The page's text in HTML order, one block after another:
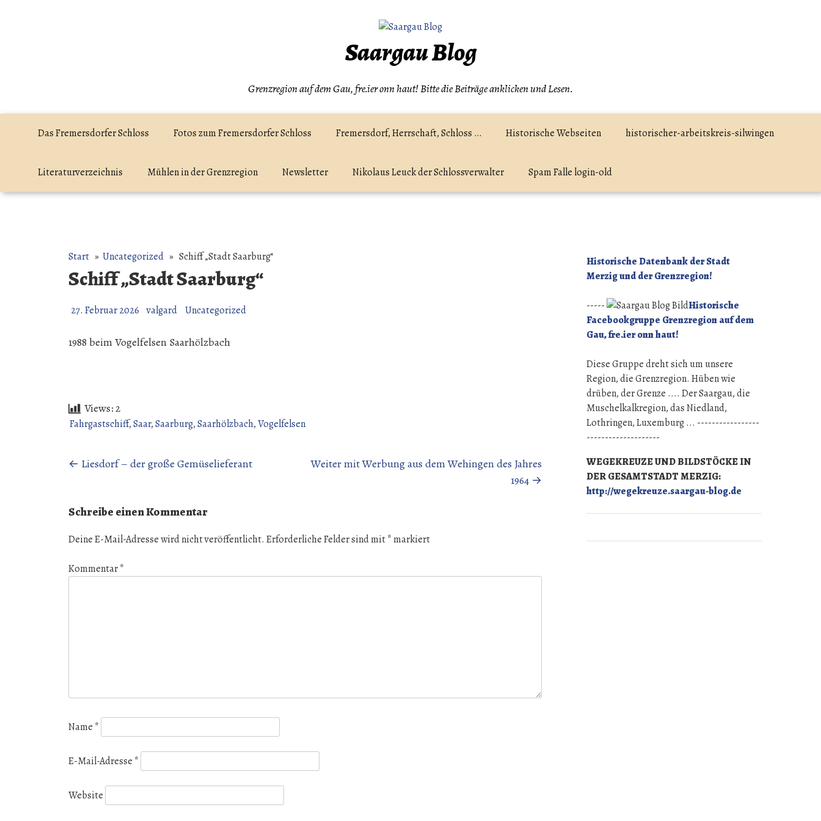
Saargau Blog
Grenzregion auf dem Gau, fre.ier onn haut! Bitte die Beiträge anklicken und Lesen.
Das Fremersdorfer Schloss Fotos zum Fremersdorfer Schloss Fremersdorf, Herrschaft, Schloss … Historische Webseiten historischer-arbeitskreis-silwingen
Literaturverzeichnis Mühlen in der Grenzregion Newsletter Nikolaus Leuck der Schlossverwalter Spam Falle login-old
Start » Uncategorized » Schiff „Stadt Saarburg“
Schiff „Stadt Saarburg“
27. Februar 2026 valgard Uncategorized
1988 beim Vogelfelsen Saarhölzbach
Views:2
Fahrgastschiff,Saar,Saarburg,Saarhölzbach,Vogelfelsen
Beitragsnavigation
← Liesdorf – der große Gemüselieferant
Weiter mit Werbung aus dem Wehingen des Jahres
1964 →
Schreibe einen Kommentar
Deine E-Mail-Adresse wird nicht veröffentlicht. Erforderliche Felder sind mit* markiert
Kommentar*
Name *
E-Mail-Adresse *
Website
Historische Datenbank der Stadt
Merzig und der Grenzregion!
-----
Historische
Facebookgruppe Grenzregion auf dem
Gau, fre.ier onn haut!
Diese Gruppe dreht sich um unsere
Region, die Grenzregion. Hüben wie
drüben, der Grenze .... Der Saargau, die
Muschelkalkregion, das Niedland,
Lothringen, Luxemburg ... -----------------
--------------------
WEGEKREUZE UND BILDSTÖCKE IN
DER GESAMTSTADT MERZIG:
http://wegekreuze.saargau-blog.de